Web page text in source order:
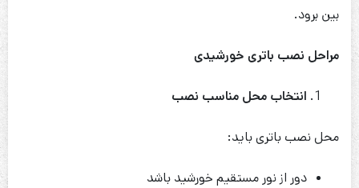
بین برود.
مراحل نصب باتری خورشیدی
انتخاب محل مناسب نصب
محل نصب باتری باید:
دور از نور مستقیم خورشید باشد